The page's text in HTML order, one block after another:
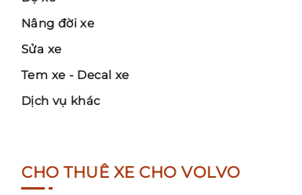
Nâng đời xe
Sửa xe
Tem xe - Decal xe
Dịch vụ khác
CHO THUÊ XE CHO VOLVO